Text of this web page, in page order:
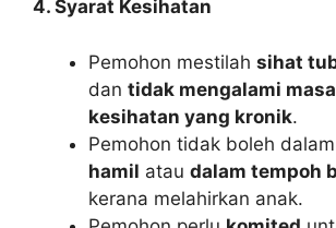
4. Syarat Kesihatan
Pemohon mestilah sihat
dan tidak mengalami
kesihatan yang kronik.
Pemohon tidak boleh
hamil atau dalam tempoh
kerana melahirkan anak.